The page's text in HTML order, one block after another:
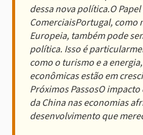
dessa nova política.O
ComerciaisPortugal, como
Europeia, também pode
política. Isso é
como o turismo e a
econômicas estão em
Próximos PassosO
da China nas economias
desenvolvimento que